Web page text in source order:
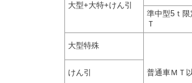
大型+大特+けん引
準中型5ｔ限
Ｔ
大型特殊
普通車ＭＴ
けん引